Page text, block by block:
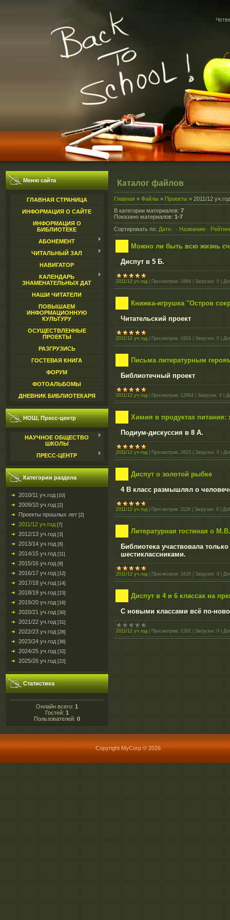
Меню сайта
ГЛАВНАЯ СТРАНИЦА
ИНФОРМАЦИЯ О САЙТЕ
ИНФОРМАЦИЯ О
БИБЛИОТЕКЕ
АБОНЕМЕНТ
ЧИТАЛЬНЫЙ ЗАЛ
НАВИГАТОР
КАЛЕНДАРЬ
ЗНАМЕНАТЕЛЬНЫХ ДАТ
НАШИ ЧИТАТЕЛИ
ПОВЫШАЕМ
ИНФОРМАЦИОННУЮ
КУЛЬТУРУ
ОСУЩЕСТВЛЕННЫЕ
ПРОЕКТЫ
РАЗГРУЗИСЬ
ГОСТЕВАЯ КНИГА
ФОРУМ
ФОТОАЛЬБОМЫ
ДНЕВНИК БИБЛИОТЕКАРЯ
НОШ, Пресс-центр
НАУЧНОЕ ОБЩЕСТВО
ШКОЛЫ
ПРЕСС-ЦЕНТР
Категории раздела
2010/11 уч.год [10]
2009/10 уч.год [2]
Проекты прошлых лет [2]
2011/12 уч.год [7]
2012/13 уч.год [3]
2013/14 уч.год [8]
2014/15 уч.год [11]
2015/16 уч.год [8]
2016/17 уч.год [12]
2017/18 уч.год [14]
2018/19 уч.год [15]
2019/20 уч.год [16]
2020/21 уч.год [30]
2021/22 уч.год [31]
2022/23 уч.год [28]
2023/24 уч.год [36]
2024/25 уч.год [32]
2025/26 уч.год [22]
Статистика
Онлайн всего: 1
Гостей: 1
Пользователей: 0
Каталог файлов
Главная » Файлы » Проекты » 2011/12 уч.год
В категории материалов: 7
Показано материалов: 1-7
Сортировать по: Дате · Названию ·
Можно ли быть всю жизнь
Диспут в 5 Б.
2011/12 уч.год Просмотров: 1684 Загрузок: 0
Книжка-игрушка "Остров
Читательский проект
2011/12 уч.год Просмотров: 1924 Загрузок: 0
Письма литературным
Библиотечный проект
2011/12 уч.год Просмотров: 12954 Загрузок: 0
Химия в продуктах
Подиум-дискуссия в 8 А.
2011/12 уч.год Просмотров: 2615 Загрузок: 0
Диспут о золотой рыбке
4 В класс размышлял о
2011/12 уч.год Просмотров: 1126 Загрузок: 0
Литературная гостиная о
Библиотека участвовала
шестиклассниками.
2011/12 уч.год Просмотров: 1635 Загрузок: 0
Диспут в 4 и 6 классах на
С новыми классами всё по-
2011/12 уч.год Просмотров: 1302 Загрузок: 0
Copyright MyCorp © 2026